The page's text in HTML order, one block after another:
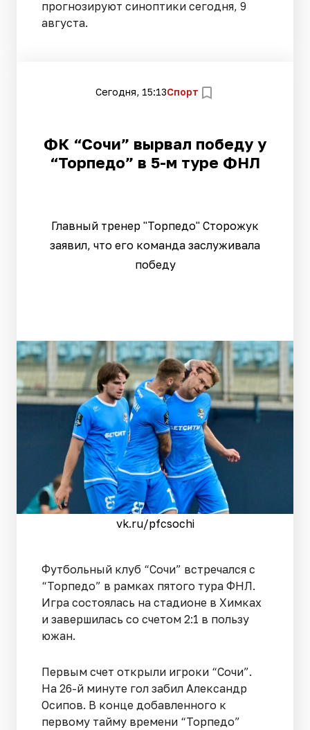
прогнозируют синоптики сегодня, 9
августа.
Сегодня, 15:13Спорт
ФК “Сочи” вырвал победу у
“Торпедо” в 5-м туре ФНЛ
Главный тренер "Торпедо" Сторожук
заявил, что его команда заслуживала
победу
vk.ru/pfcsochi
Футбольный клуб “Сочи” встречался с
“Торпедо” в рамках пятого тура ФНЛ.
Игра состоялась на стадионе в Химках
и завершилась со счетом 2:1 в пользу
южан.
Первым счет открыли игроки “Сочи”.
На 26-й минуте гол забил Александр
Осипов. В конце добавленного к
первому тайму времени “Торпедо”